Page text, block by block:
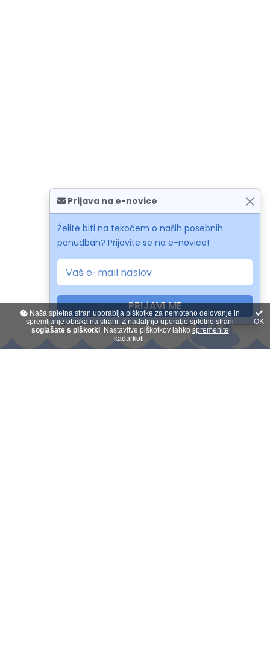
Prijava na e-novice
Želite biti na tekočem o naših posebnih
ponudbah? Prijavite se na e-novice!
PRIJAVI ME
Naša spletna stran uporablja piškotke za nemoteno delovanje in
spremljanje obiska na strani. Z nadaljnjo uporabo spletne strani
soglašate s piškotki. Nastavitve piškotkov lahko spremenite
kadarkoli.
OK